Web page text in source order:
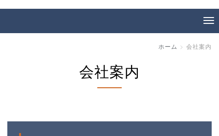
ホーム 会社案内
会社案内